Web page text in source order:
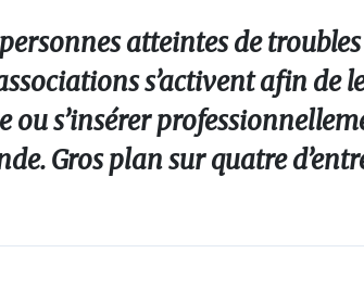
atteintes de
s’activent afin de
s’insérer
Gros plan sur quatre